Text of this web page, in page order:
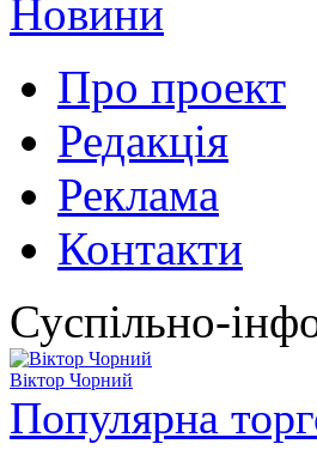
Про проект
Редакція
Реклама
Контакти
Суспільно-
Віктор Чорний
Популярна